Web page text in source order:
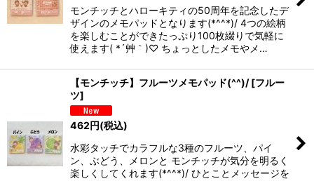
モンチッチとハローキティの50周年を記念したデ
ザインのメモパッドとなります(*^^*)/ 4つの絵柄
を楽しむことができたっぷり100枚綴りで気軽に
使えます( *´艸｀)♡ ちょっとしたメモやメ…
【モンチッチ】フルーツメモパッド(^^)/ [フルー
ツ]
462円(税込)
水彩タッチでカラフルな3種のフルーツ、パイ
ン、ぶどう、メロンと モンチッチが気分を明るく
楽しくしてくれます(*^^*)/ ひとことメッセージを